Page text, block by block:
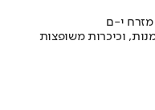
מזרח י-ם
וכיכרות משופצות